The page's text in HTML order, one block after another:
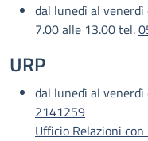
dal lunedì al
7.00 alle 13.00 tel.
URP
dal lunedì al
2141259
Ufficio Relazioni